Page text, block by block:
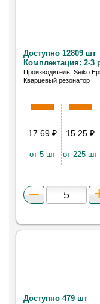
Доступно 12809 шт
Комплектация: 2-3
Производитель: Seiko
Кварцевый резонатор
17.69 ₽
от 5 шт
15.25₽
от 225 шт
Доступно 479 шт